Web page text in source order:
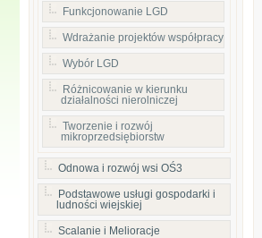
Funkcjonowanie LGD
Wdrażanie projektów współpracy
Wybór LGD
Różnicowanie w kierunku
działalności nierolniczej
Tworzenie i rozwój
mikroprzedsiębiorstw
Odnowa i rozwój wsi OŚ3
Podstawowe usługi gospodarki i
ludności wiejskiej
Scalanie i Melioracje